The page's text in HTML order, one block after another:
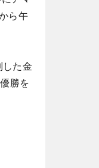
ら午
た金
勝を